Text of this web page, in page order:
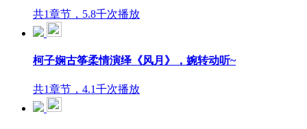
共1章节，5.8千次播放
柯子娴古筝柔情演绎《风月》，婉转动听~
共1章节，4.1千次播放